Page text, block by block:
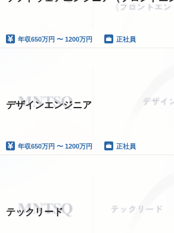
年収650万円 〜 1200万円 正社員
デザインエンジニア
年収650万円 〜 1200万円 正社員
テックリード